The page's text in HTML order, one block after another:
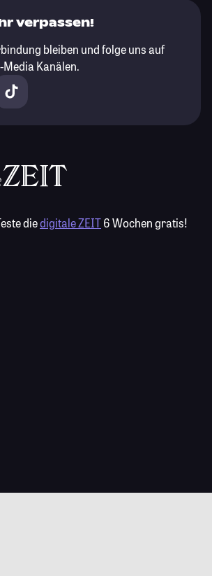
verpassen!
bleiben und folge uns auf
Kanälen.
diedigitale ZEIT6 Wochen gratis!